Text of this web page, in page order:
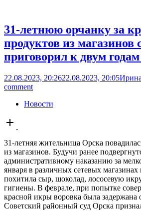
31-летнюю орчанку за
продуктов из магазинов
приговорил к двум
22.08.2023, 20:2622.08.2023, 20:05
comment
Новости
Open
post
31-летняя жительница Орска
из магазинов. Будучи ранее
административному наказанию за
января в различных сетевых
похитила сыр, шоколад, лососевую
гигиены. В феврале, при попытке
красной икры воровка была задержана
Советский районный суд Орска